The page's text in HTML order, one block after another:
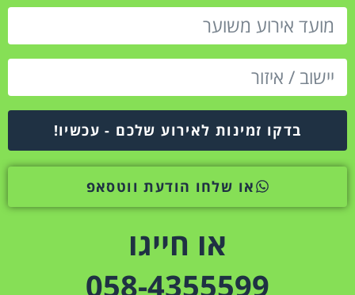
בדקו זמינות לאירוע שלכם - עכשיו!
או שלחו הודעת ווטסאפ
או חייגו
058-4355599